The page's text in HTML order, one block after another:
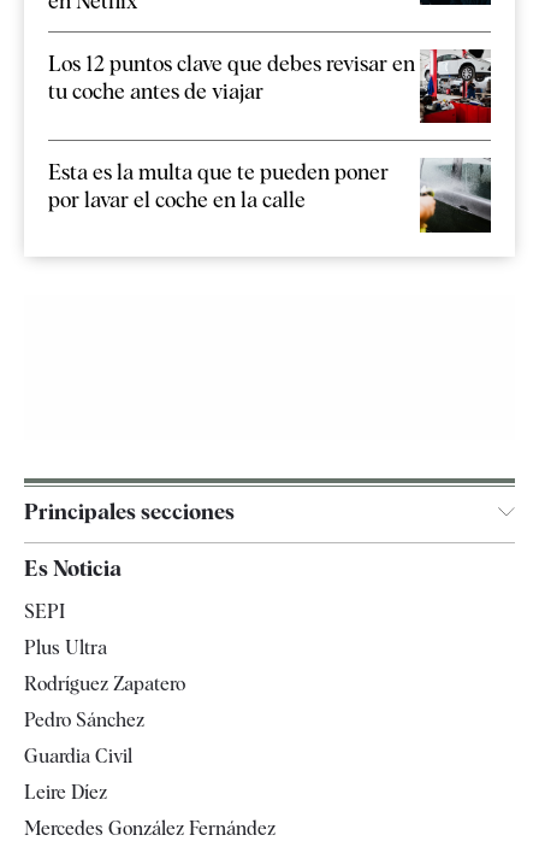
Los 12 puntos clave que debes revisar en
tu coche antes de viajar
Esta es la multa que te pueden poner
por lavar el coche en la calle
Principales secciones
España
Televisión
Es Noticia
SEPI
Plus Ultra
Rodríguez Zapatero
Pedro Sánchez
Guardia Civil
Leire Díez
Mercedes González Fernández